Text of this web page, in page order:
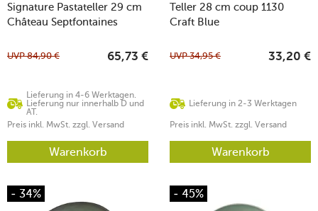
Signature Pastateller 29 cm
Château Septfontaines
Lieferung in 4-6 Werktagen.
Lieferung nur innerhalb D und
AT.
UVP84,90 € 65,73 €
Preis inkl. MwSt. zzgl. Versand
Warenkorb
Teller 28 cm coup 1130
Craft Blue
Lieferung in 2-3 Werktagen
UVP34,95 € 33,20 €
Preis inkl. MwSt. zzgl. Versand
Warenkorb
- 34% - 45%